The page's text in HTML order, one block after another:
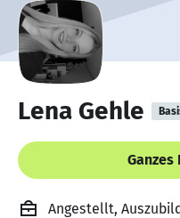
Lena Gehle
Angestellt,